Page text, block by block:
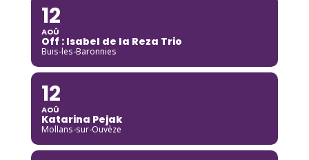
12
AOÛ
Off : Isabel de la Reza Trio
Buis-les-Baronnies
12
AOÛ
Katarina Pejak
Mollans-sur-Ouvèze